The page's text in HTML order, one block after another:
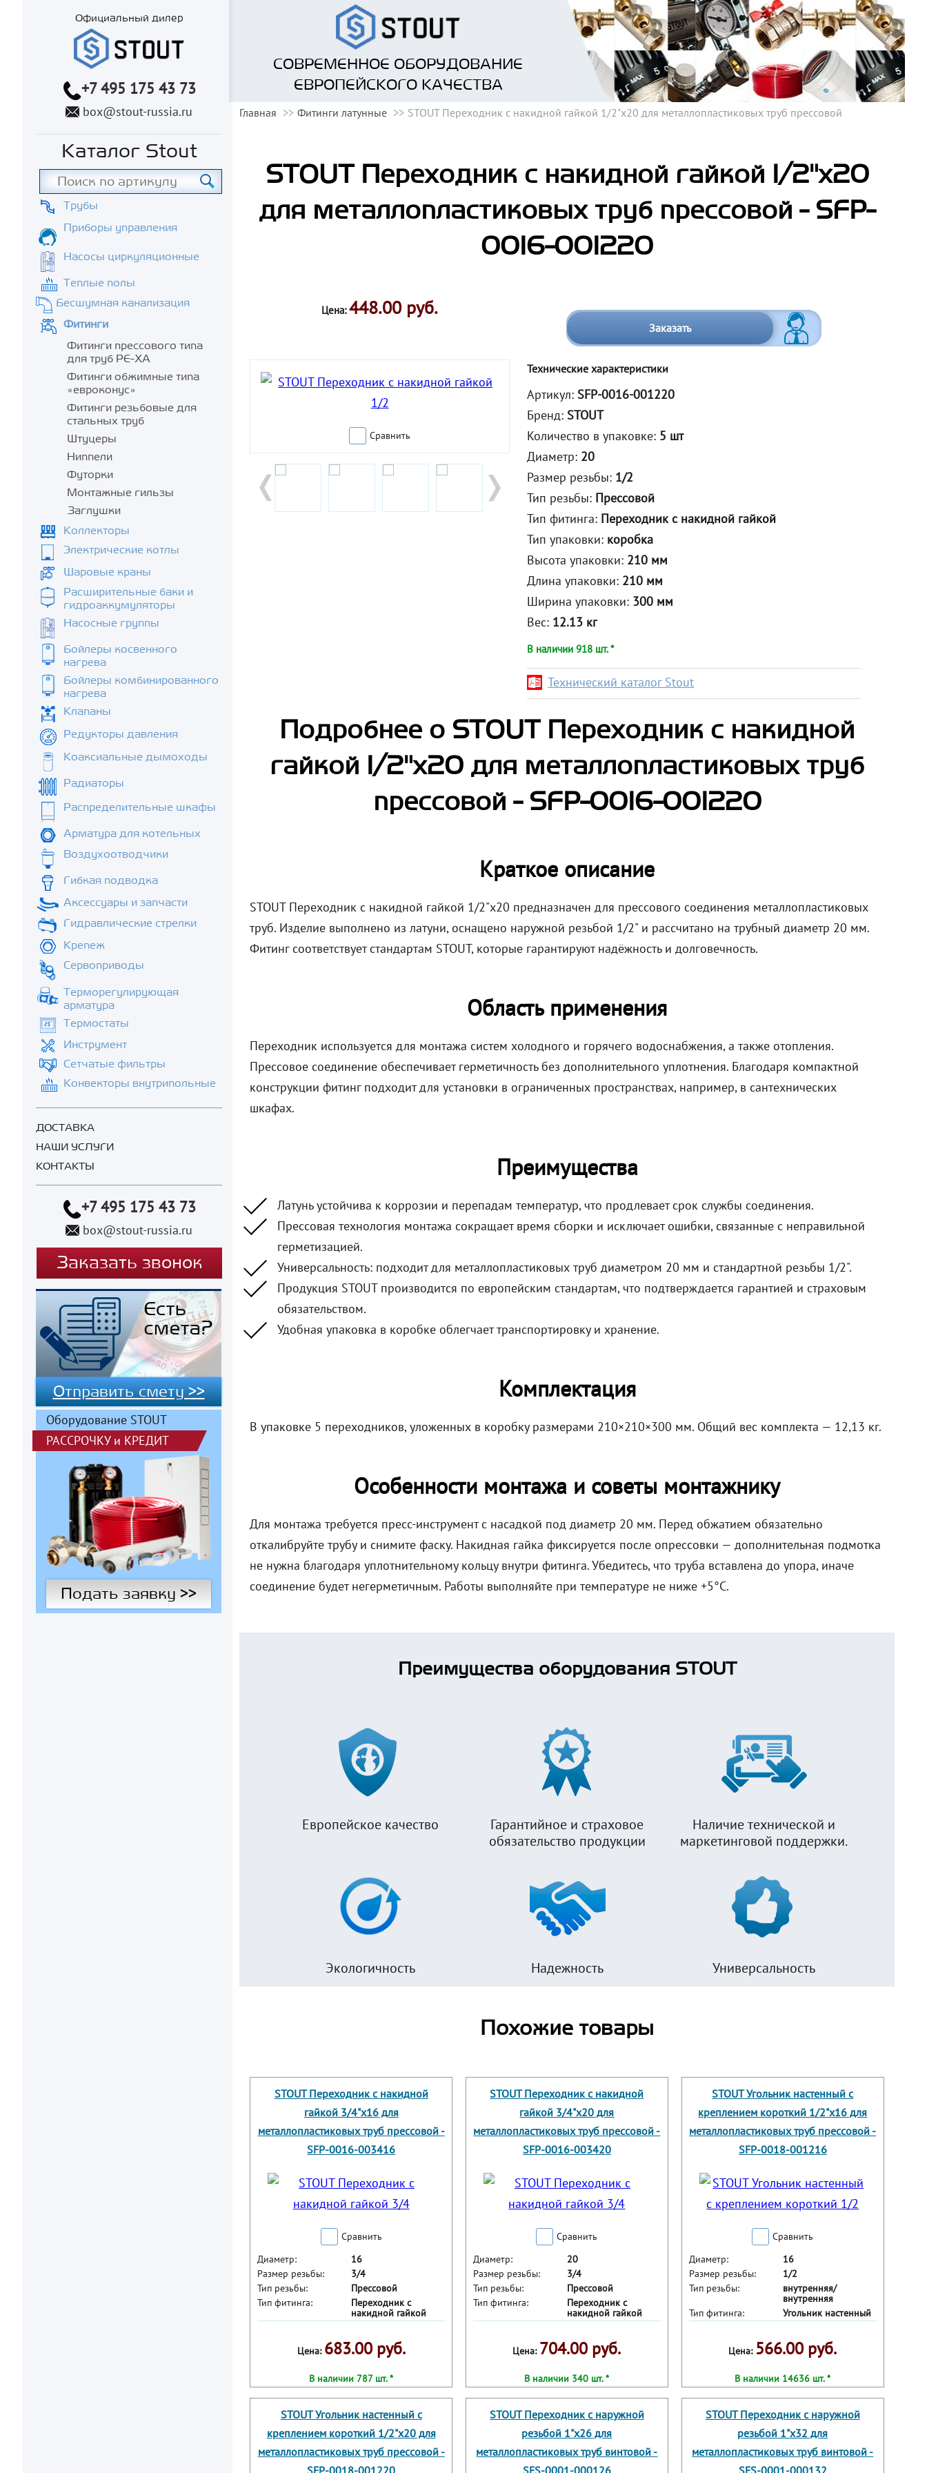
Официальный дилер
+7 495 175 43 73
box@stout-russia.ru
Каталог Stout
Трубы
Приборы управления
Насосы циркуляционные
Теплые полы
Бесшумная канализация
Фитинги
Фитинги прессового типа
для труб PE-XA
Фитинги обжимные типа
«евроконус»
Фитинги резьбовые для
стальных труб
Штуцеры
Ниппели
Футорки
Монтажные гильзы
Заглушки
Коллекторы
Электрические котлы
Шаровые краны
Расширительные баки и
гидроаккумуляторы
Насосные группы
Бойлеры косвенного
нагрева
Бойлеры комбинированного
нагрева
Клапаны
Редукторы давления
Коаксиальные дымоходы
Радиаторы
Распределительные шкафы
Арматура для котельных
Воздухоотводчики
Гибкая подводка
Аксессуары и запчасти
Гидравлические стрелки
Крепеж
Сервоприводы
Терморегулирующая
арматура
Термостаты
Инструмент
Сетчатые фильтры
Конвекторы внутрипольные
ДОСТАВКА
НАШИ УСЛУГИ
КОНТАКТЫ
+7 495 175 43 73
box@stout-russia.ru
Заказать звонок
Отправить смету >>
Оборудование STOUT
РАССРОЧКУи КРЕДИТ
Подать заявку >>
СОВРЕМЕННОЕ ОБОРУДОВАНИЕ
ЕВРОПЕЙСКОГО КАЧЕСТВА
Главная Фитинги латунные STOUT Переходник с накидной гайкой 1/2"х20 для металлопластиковых труб прессовой
STOUT Переходник с накидной гайкой 1/2"х20
для металлопластиковых труб прессовой - SFP-
0016-001220
Цена:448.00 руб.
Заказать
Сравнить
Технические характеристики
Артикул: SFP-0016-001220
Бренд: STOUT
Количество в упаковке: 5 шт
Диаметр: 20
Размер резьбы: 1/2
Тип резьбы: Прессовой
Тип фитинга: Переходник с накидной гайкой
Тип упаковки: коробка
Высота упаковки: 210 мм
Длина упаковки: 210 мм
Ширина упаковки: 300 мм
Вес: 12.13 кг
В наличии 918 шт. *
Технический каталог Stout
Подробнее о STOUT Переходник с накидной
гайкой 1/2"х20 для металлопластиковых труб
прессовой - SFP-0016-001220
Краткое описание
STOUT Переходник с накидной гайкой 1/2"х20 предназначен для прессового соединения металлопластиковых
труб. Изделие выполнено из латуни, оснащено наружной резьбой 1/2" и рассчитано на трубный диаметр 20 мм.
Фитинг соответствует стандартам STOUT, которые гарантируют надёжность и долговечность.
Область применения
Переходник используется для монтажа систем холодного и горячего водоснабжения, а также отопления.
Прессовое соединение обеспечивает герметичность без дополнительного уплотнения. Благодаря компактной
конструкции фитинг подходит для установки в ограниченных пространствах, например, в сантехнических
шкафах.
Преимущества
Латунь устойчива к коррозии и перепадам температур, что продлевает срок службы соединения.
Прессовая технология монтажа сокращает время сборки и исключает ошибки, связанные с неправильной
герметизацией.
Универсальность: подходит для металлопластиковых труб диаметром 20 мм и стандартной резьбы 1/2".
Продукция STOUT производится по европейским стандартам, что подтверждается гарантией и страховым
обязательством.
Удобная упаковка в коробке облегчает транспортировку и хранение.
Комплектация
В упаковке 5 переходников, уложенных в коробку размерами 210×210×300 мм. Общий вес комплекта — 12,13 кг.
Особенности монтажа и советы монтажнику
Для монтажа требуется пресс-инструмент с насадкой под диаметр 20 мм. Перед обжатием обязательно
откалибруйте трубу и снимите фаску. Накидная гайка фиксируется после опрессовки — дополнительная подмотка
не нужна благодаря уплотнительному кольцу внутри фитинга. Убедитесь, что труба вставлена до упора, иначе
соединение будет негерметичным. Работы выполняйте при температуре не ниже +5°C.
Преимущества оборудования STOUT
Европейское качество
Гарантийное и страховое
обязательство продукции
Наличие технической и
маркетинговой поддержки.
Экологичность Надежность Универсальность
Похожие товары
STOUT Переходник с накидной
гайкой 3/4"х16 для
металлопластиковых труб прессовой -
SFP-0016-003416
Сравнить
Диаметр:
16
Размер резьбы:
3/4
Тип резьбы:
Прессовой
Тип фитинга:
Переходник с
накидной гайкой
Цена: 683.00 руб.
В наличии 787 шт. *
STOUT Переходник с накидной
гайкой 3/4"х20 для
металлопластиковых труб прессовой -
SFP-0016-003420
Сравнить
Диаметр:
20
Размер резьбы:
3/4
Тип резьбы:
Прессовой
Тип фитинга:
Переходник с
накидной гайкой
Цена: 704.00 руб.
В наличии 340 шт. *
STOUT Угольник настенный с
креплением короткий 1/2"х16 для
металлопластиковых труб прессовой -
SFP-0018-001216
Сравнить
Диаметр:
16
Размер резьбы:
1/2
Тип резьбы:
внутренняя/
внутренняя
Тип фитинга:
Угольник настенный
Цена: 566.00 руб.
В наличии 14636 шт. *
STOUT Угольник настенный с
креплением короткий 1/2"х20 для
металлопластиковых труб прессовой -
STOUT Переходник с наружной
резьбой 1"х26 для
металлопластиковых труб винтовой -
STOUT Переходник с наружной
резьбой 1"х32 для
металлопластиковых труб винтовой -